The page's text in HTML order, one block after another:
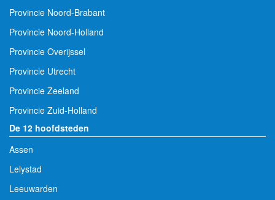
Provincie Noord-Brabant
Provincie Noord-Holland
Provincie Overijssel
Provincie Utrecht
Provincie Zeeland
Provincie Zuid-Holland
De 12 hoofdsteden
Assen
Lelystad
Leeuwarden